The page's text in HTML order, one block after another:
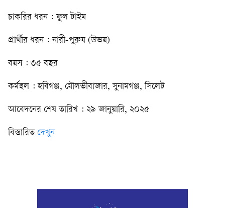
চাকরির ধরন : ফুল টাইম
প্রার্থীর ধরন : নারী-পুরুষ (উভয়)
বয়স : ৩৫ বছর
কর্মস্থল : হবিগঞ্জ, মৌলভীবাজার, সুনামগঞ্জ, সিলেট
আবেদনের শেষ তারিখ : ২৯ জানুয়ারি, ২০২৫
বিস্তারিত দেখুন